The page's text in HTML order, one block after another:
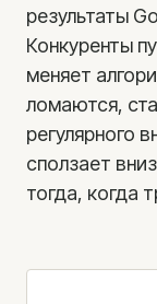
Кейсы
Блог
Контакты
Вакансии
результаты
Конкуренты
меняет
ломаются,
регулярного
сползает
тогда, когда